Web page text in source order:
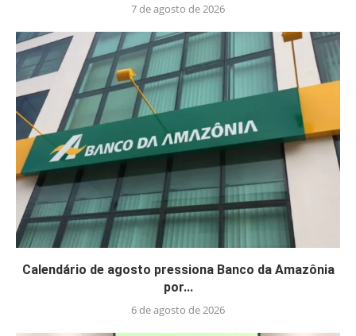
7 de agosto de 2026
Calendário de agosto pressiona Banco da Amazônia
por...
6 de agosto de 2026